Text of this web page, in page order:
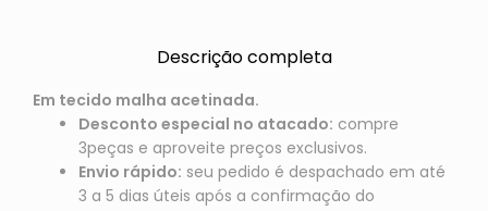
Descrição completa
Em tecido malha acetinada.
Desconto especial no atacado: compre
3peças e aproveite preços exclusivos.
Envio rápido: seu pedido é despachado em até
3 a 5 dias úteis após a confirmação do